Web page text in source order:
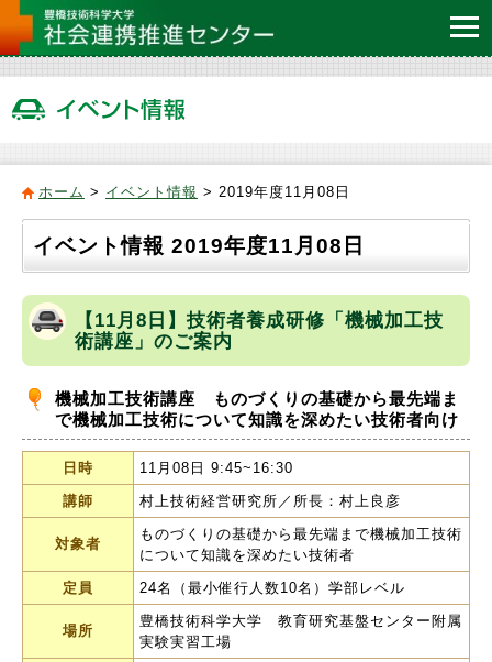
ホーム > イベント情報 > 2019年度11月08日
イベント情報 2019年度11月08日
【11月8日】技術者養成研修「機械加工技
術講座」のご案内
機械加工技術講座 ものづくりの基礎から最先端ま
で機械加工技術について知識を深めたい技術者向け
日時
11月08日 9:45~16:30
講師
村上技術経営研究所／所長：村上良彦
対象者
ものづくりの基礎から最先端まで機械加工技術
について知識を深めたい技術者
定員
24名（最小催行人数10名）学部レベル
場所
豊橋技術科学大学 教育研究基盤センター附属
実験実習工場